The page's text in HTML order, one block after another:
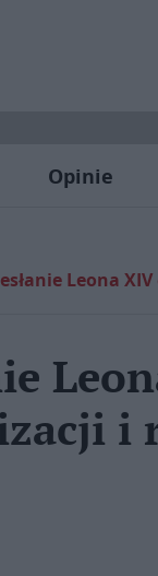
Opinie
Leona
i